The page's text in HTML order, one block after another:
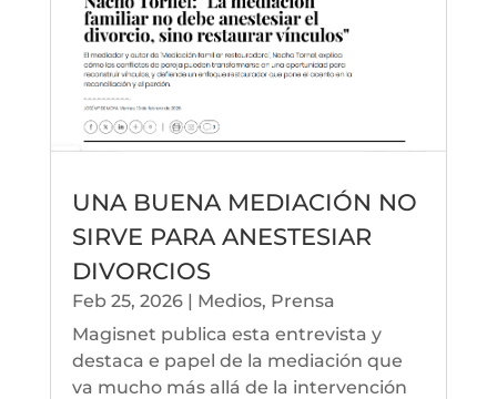
UNA BUENA MEDIACIÓN NO
SIRVE PARA ANESTESIAR
DIVORCIOS
Feb 25, 2026| Medios, Prensa
Magisnet publica esta entrevista y
destaca e papel de la mediación que
va mucho más allá de la intervención